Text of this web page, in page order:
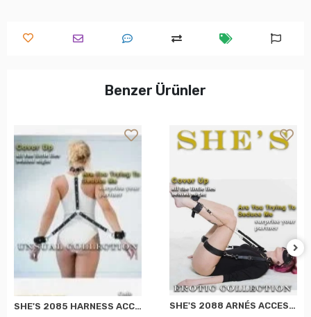
Benzer Ürünler
SHE'S 2085 HARNESS ACCESORIO NEGRO ESTÁNDAR SHE'S 2088 ARNÉS ACCESORIO NEGRO ESTÁNDAR